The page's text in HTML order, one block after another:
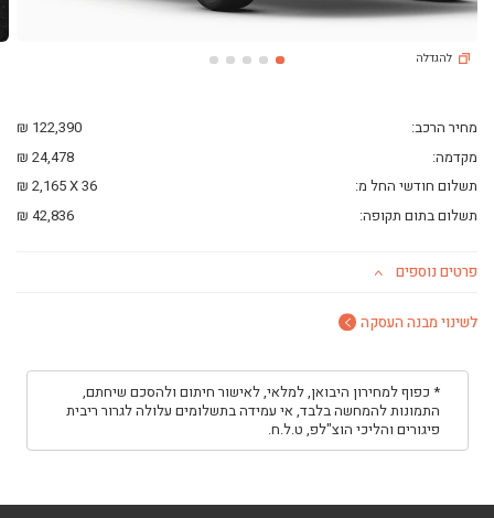
ליסינג תפעולי
השכרת רכב
להגדלה
מחיר הרכב:
122,390 ₪
מקדמה:
24,478 ₪
תשלום חודשי החל מ:
36
2,165 ₪
תשלום בתום תקופה:
42,836 ₪
פרטים נוספים
לשינוי מבנה העסקה
* כפוף למחירון היבואן, למלאי, לאישור חיתום ולהסכם שיחתם,
התמונות להמחשה בלבד, אי עמידה בתשלומים עלולה לגרור ריבית
פיגורים והליכי הוצ"לפ, ט.ל.ח.